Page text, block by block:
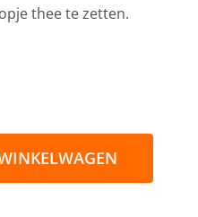
thee te zetten.